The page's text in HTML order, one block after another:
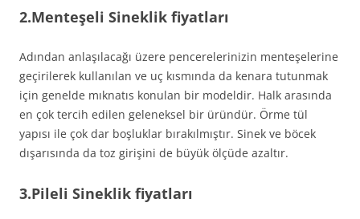
2.Menteşeli Sineklik fiyatları
Adından anlaşılacağı üzere pencerelerinizin menteşelerine
geçirilerek kullanılan ve uç kısmında da kenara tutunmak
için genelde mıknatıs konulan bir modeldir. Halk arasında
en çok tercih edilen geleneksel bir üründür. Örme tül
yapısı ile çok dar boşluklar bırakılmıştır. Sinek ve böcek
dışarısında da toz girişini de büyük ölçüde azaltır.
3.Pileli Sineklik fiyatları